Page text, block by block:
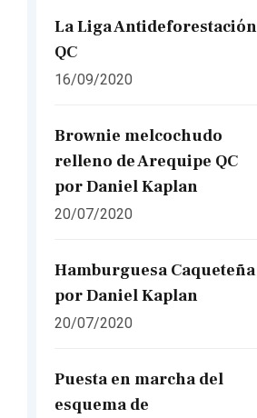
La Liga Antideforestación
QC
16/09/2020
Brownie melcochudo
relleno de Arequipe QC
por Daniel Kaplan
20/07/2020
Hamburguesa Caqueteña
por Daniel Kaplan
20/07/2020
Puesta en marcha del
esquema de